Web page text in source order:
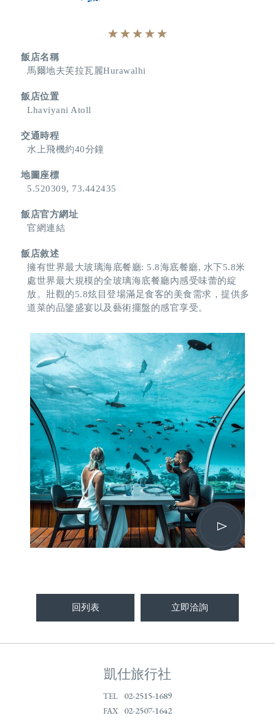
飯店名稱
馬爾地夫芙拉瓦麗Hurawalhi
飯店位置
Lhaviyani Atoll
交通時程
水上飛機約40分鐘
地圖座標
5.520309, 73.442435
飯店官方網址
官網連結
飯店敘述
擁有世界最大玻璃海底餐廳: 5.8海底餐廳, 水下5.8米
處世界最大規模的全玻璃海底餐廳內感受味蕾的綻
放。壯觀的5.8炫目登場滿足食客的美食需求，提供多
道菜的品鑒盛宴以及藝術擺盤的感官享受。
回列表 立即洽詢
凱仕旅行社
TEL 02-2515-1689
FAX 02-2507-1642